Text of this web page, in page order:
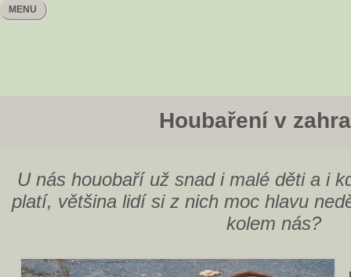
MENU
Houbaření v
U nás houobaří už snad i malé děti a i
platí, většina lidí si z nich moc hlavu
kolem nás?